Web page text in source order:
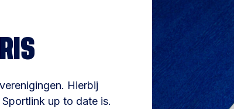
Hierbij
up to date is.